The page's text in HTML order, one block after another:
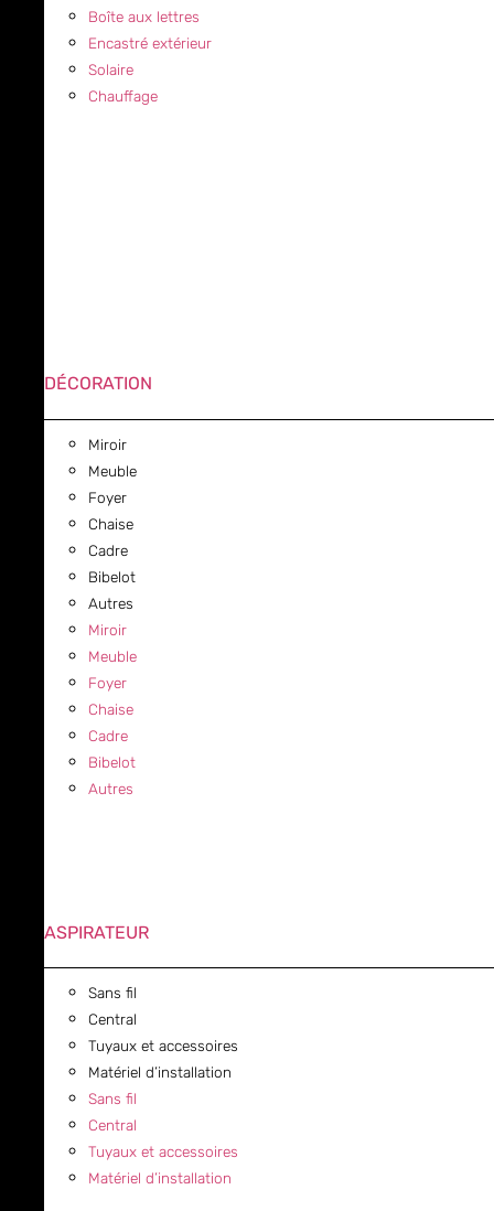
Boîte aux lettres
Encastré extérieur
Solaire
Chauffage
DÉCORATION
Miroir
Meuble
Foyer
Chaise
Cadre
Bibelot
Autres
Miroir
Meuble
Foyer
Chaise
Cadre
Bibelot
Autres
ASPIRATEUR
Sans fil
Central
Tuyaux et accessoires
Matériel d’installation
Sans fil
Central
Tuyaux et accessoires
Matériel d’installation